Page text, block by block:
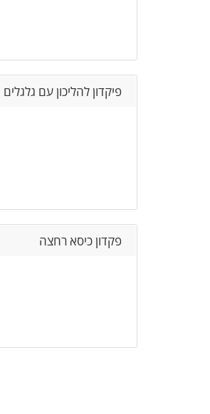
פיקדון להליכון עם גלגלים
פקדון כיסא רחצה